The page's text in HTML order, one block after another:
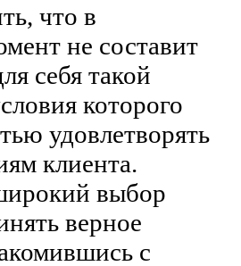
что в
не составит
себя такой
которого
удовлетворять
клиента.
выбор
верное
с